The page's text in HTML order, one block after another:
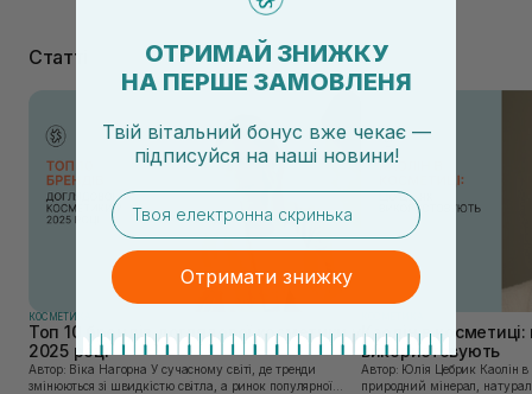
Статті
КОСМЕТИКА
Топ 10 брендів доглядової косметики у
2025 році
Автор: Віка Нагорна У сучасному світі, де тренди
змінюються зі швидкістю світла, а ринок популярної
Каолін в
використовують
Автор: Юлія Цебрик Каолін в косметології – це
природний мінерал,
ОТРИМАЙ ЗНИЖКУ
НА ПЕРШЕ ЗАМОВЛЕНЯ
Твій вітальний бонус вже чекає —
підписуйся на наші новини!
email
Отримати знижку